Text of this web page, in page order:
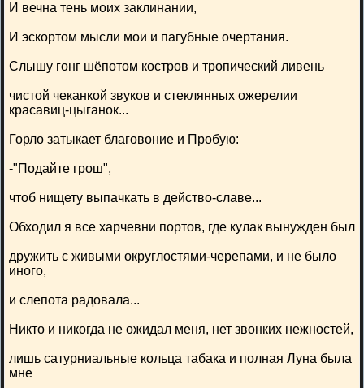
И вечна тень моих заклинании,
И эскортом мысли мои и пагубные очертания.
Слышу гонг шёпотом костров и тропический ливень
чистой чеканкой звуков и стеклянных ожерелии
красавиц-цыганок...
Горло затыкает благовоние и Пробую:
-"Подайте грош",
чтоб нищету выпачкать в действо-славе...
Обходил я все харчевни портов, где кулак вынужден был
дружить с живыми округлостями-черепами, и не было
иного,
и слепота радовала...
Никто и никогда не ожидал меня, нет звонких нежностей,
лишь сатурниальные кольца табака и полная Луна была
мне